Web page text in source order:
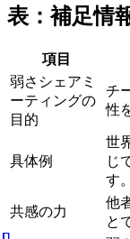
表：補足情
項目
弱さシェアミ
ーティングの
目的
チ
性
具体例
世
じ
す。
共感の力
他
と